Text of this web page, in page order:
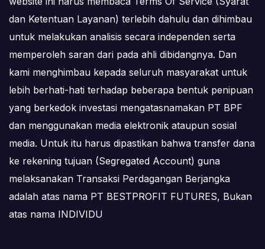
dan Ketentuan Layanan) terlebih dahulu dan dihimbau
untuk melakukan analisis secara independen serta
memperoleh saran dari pada ahli dibidangnya. Dan
kami menghimbau kepada seluruh masyarakat untuk
lebih berhati-hati terhadap beberapa bentuk penipuan
yang berkedok investasi mengatasnamakan PT BPF
dan menggunakan media elektronik ataupun sosial
media. Untuk itu harus dipastikan bahwa transfer dana
ke rekening tujuan (Segregated Account) guna
melaksanakan Transaksi Perdagangan Berjangka
adalah atas nama PT BESTPROFIT FUTURES, Bukan
atas nama INDIVIDU